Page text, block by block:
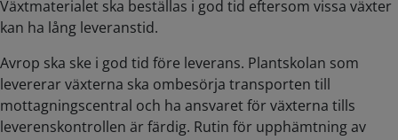
Växtmaterialet ska beställas i god tid eftersom vissa växter
kan ha lång leveranstid.
Avrop ska ske i god tid före leverans. Plantskolan som
levererar växterna ska ombesörja transporten till
mottagningscentral och ha ansvaret för växterna tills
leverenskontrollen är färdig. Rutin för upphämtning av